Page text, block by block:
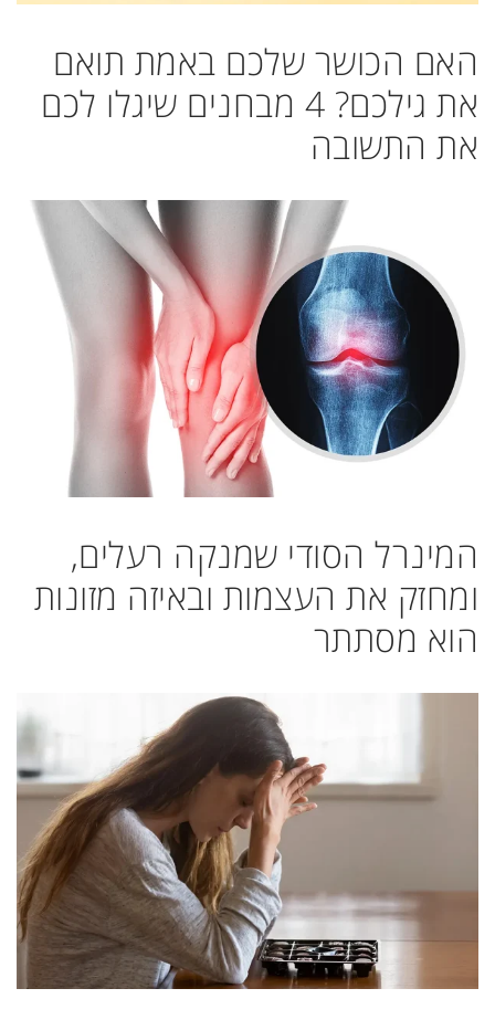
האם הכושר שלכם באמת תואם
את גילכם? 4 מבחנים שיגלו לכם
את התשובה
המינרל הסודי שמנקה רעלים,
ומחזק את העצמות ובאיזה מזונות
הוא מסתתר